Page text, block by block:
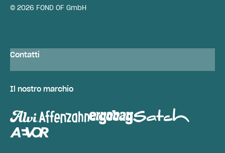
© 2026 FOND OF GmbH
Contatti
Il nostro marchio